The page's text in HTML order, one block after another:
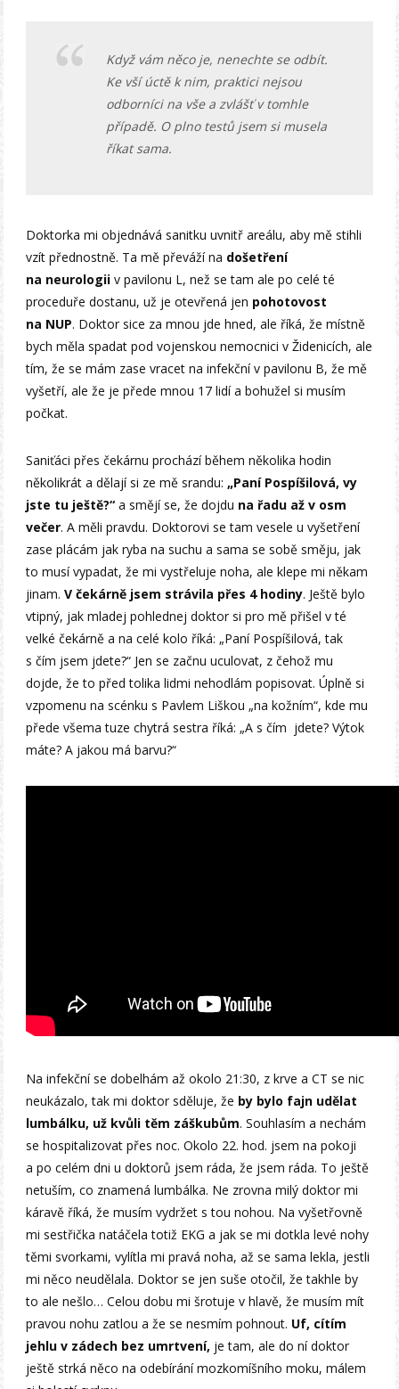
Když vám něco je, nenechte se odbít.
Ke vší úctě k nim, praktici nejsou
odborníci na vše a zvlášť v tomhle
případě. O plno testů jsem si musela
říkat sama.
Doktorka mi objednává sanitku uvnitř areálu, aby mě stihli
vzít přednostně. Ta mě převáží na došetření
na neurologii v pavilonu L, než se tam ale po celé té
proceduře dostanu, už je otevřená jen pohotovost
na NUP. Doktor sice za mnou jde hned, ale říká, že místně
bych měla spadat pod vojenskou nemocnici v Židenicích, ale
tím, že se mám zase vracet na infekční v pavilonu B, že mě
vyšetří, ale že je přede mnou 17 lidí a bohužel si musím
počkat.
Saniťáci přes čekárnu prochází během několika hodin
několikrát a dělají si ze mě srandu:„Paní Pospíšilová, vy
jste tu ještě?“ a smějí se, že dojdu na řadu až v osm
večer. A měli pravdu. Doktorovi se tam vesele u vyšetření
zase plácám jak ryba na suchu a sama se sobě směju, jak
to musí vypadat, že mi vystřeluje noha, ale klepe mi někam
jinam.V čekárně jsem strávila přes 4 hodiny. Ještě bylo
vtipný, jak mladej pohlednej doktor si pro mě přišel v té
velké čekárně a na celé kolo říká: „Paní Pospíšilová, tak
s čím jsem jdete?“ Jen se začnu uculovat, z čehož mu
dojde, že to před tolika lidmi nehodlám popisovat. Úplně si
vzpomenu na scénku s Pavlem Liškou „na kožním“, kde mu
přede všema tuze chytrá sestra říká: „A s čím jdete? Výtok
máte? A jakou má barvu?“
Na infekční se dobelhám až okolo 21:30, z krve a CT se nic
neukázalo, tak mi doktor sděluje, že by bylo fajn udělat
lumbálku, už kvůli těm záškubům. Souhlasím a nechám
se hospitalizovat přes noc. Okolo 22. hod. jsem na pokoji
a po celém dni u doktorů jsem ráda, že jsem ráda. To ještě
netuším, co znamená lumbálka. Ne zrovna milý doktor mi
káravě říká, že musím vydržet s tou nohou. Na vyšetřovně
mi sestřička natáčela totiž EKG a jak se mi dotkla levé nohy
těmi svorkami, vylítla mi pravá noha, až se sama lekla, jestli
mi něco neudělala. Doktor se jen suše otočil, že takhle by
to ale nešlo… Celou dobu mi šrotuje v hlavě, že musím mít
pravou nohu zatlou a že se nesmím pohnout. Uf, cítím
jehlu v zádech bez umrtvení, je tam, ale do ní doktor
ještě strká něco na odebírání mozkomíšního moku, málem